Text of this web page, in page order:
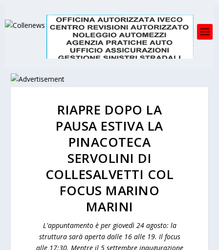
RIAPRE DOPO LA
PAUSA ESTIVA LA
PINACOTECA
SERVOLINI DI
COLLESALVETTI COL
FOCUS MARINO
MARINI
L'appuntamento è per giovedì 24 agosto: la
struttura sarà aperta dalle 16 alle 19. Il focus
alle 17:30. Mentre il 5 settembre inaugurazione